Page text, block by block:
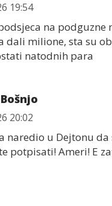
19:54
na
dali milione, sta su
natodnih para
20:02
naredio u Dejtonu
potpisati! Ameri! E